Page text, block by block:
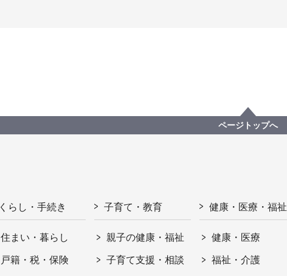
ページトップへ
くらし・手続き
住まい・暮らし
戸籍・税・保険
子育て・教育
親子の健康・福祉
子育て支援・相談
健康・医療・福祉
健康・医療
福祉・介護